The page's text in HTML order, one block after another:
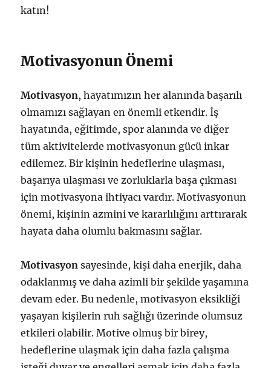
katın!
Motivasyonun Önemi
Motivasyon, hayatımızın her alanında başarılı
olmamızı sağlayan en önemli etkendir. İş
hayatında, eğitimde, spor alanında ve diğer
tüm aktivitelerde motivasyonun gücü inkar
edilemez. Bir kişinin hedeflerine ulaşması,
başarıya ulaşması ve zorluklarla başa çıkması
için motivasyona ihtiyacı vardır. Motivasyonun
önemi, kişinin azmini ve kararlılığını arttırarak
hayata daha olumlu bakmasını sağlar.
Motivasyon sayesinde, kişi daha enerjik, daha
odaklanmış ve daha azimli bir şekilde yaşamına
devam eder. Bu nedenle, motivasyon eksikliği
yaşayan kişilerin ruh sağlığı üzerinde olumsuz
etkileri olabilir. Motive olmuş bir birey,
hedeflerine ulaşmak için daha fazla çalışma